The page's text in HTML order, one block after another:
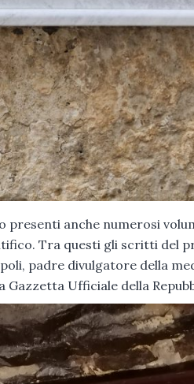
presenti anche numerosi
Tra questi gli scritti del
padre divulgatore della
Gazzetta Ufficiale della